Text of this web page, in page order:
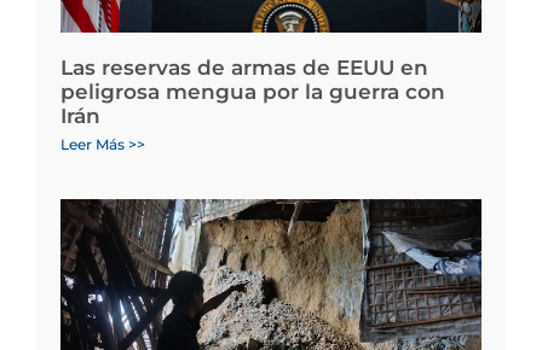
Las reservas de armas de EEUU en
peligrosa mengua por la guerra con
Irán
Leer Más >>